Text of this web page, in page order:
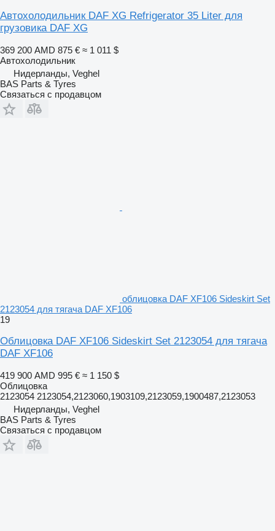
Автохолодильник DAF XG Refrigerator 35 Liter для
грузовика DAF XG
369 200 AMD 875 € ≈ 1 011 $
Автохолодильник
Нидерланды, Veghel
BAS Parts & Tyres
Связаться с продавцом
облицовка DAF XF106 Sideskirt Set
2123054 для тягача DAF XF106
19
Облицовка DAF XF106 Sideskirt Set 2123054 для тягача
DAF XF106
419 900 AMD 995 € ≈ 1 150 $
Облицовка
2123054 2123054,2123060,1903109,2123059,1900487,2123053
Нидерланды, Veghel
BAS Parts & Tyres
Связаться с продавцом